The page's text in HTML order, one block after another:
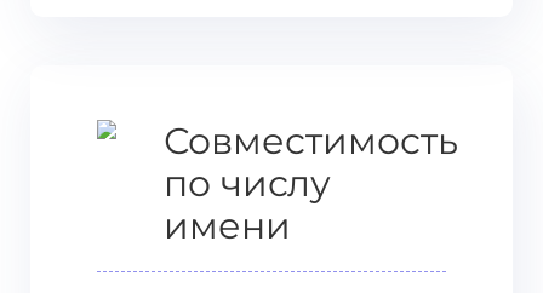
Совместимость
по числу
имени